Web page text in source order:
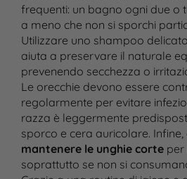
frequenti: un bagno ogni due o
a meno che non si sporchi
Utilizzare uno shampoo
aiuta a preservare il naturale
prevenendo secchezza o
Le orecchie devono essere
regolarmente per evitare
razza è leggermente
sporco e cera auricolare. Infine,
mantenere le unghie corteper
soprattutto se non si